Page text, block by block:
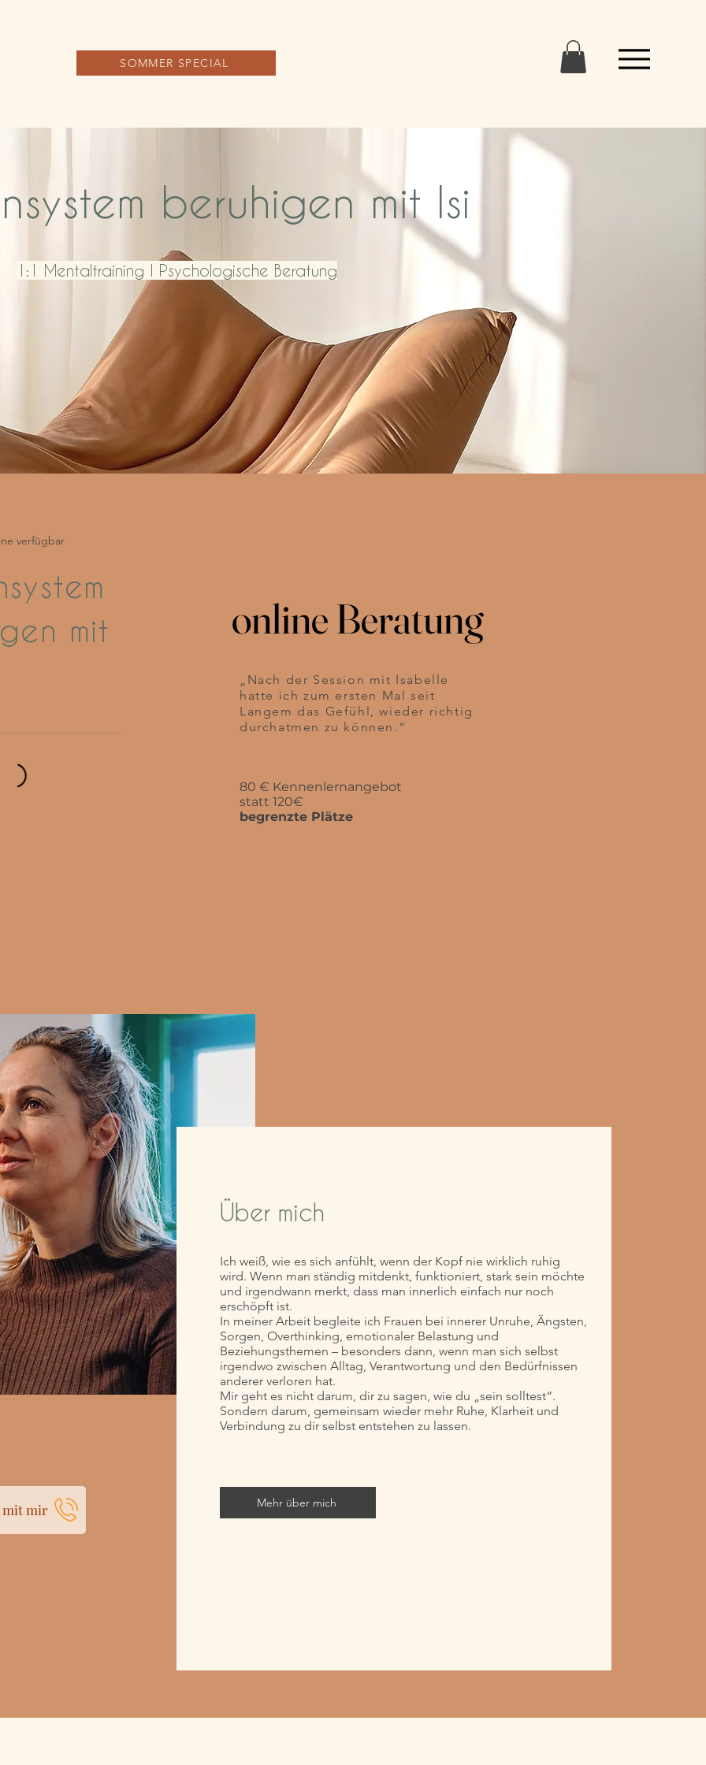
SOMMER SPECIAL
beruhigen mit Isi
1:1 Mentaltraining I Psychologische Beratung
verfügbar
mit
online Beratung
online Beratung
„Nach der Session mit Isabelle
hatte ich zum ersten Mal seit
Langem das Gefühl, wieder richtig
durchatmen zu können.“
80 € Kennenlernangebot
statt 120€
begrenzte Plätze
mit mir
Über mich
Ich weiß, wie es sich anfühlt, wenn der Kopf nie wirklich ruhig
wird. Wenn man ständig mitdenkt, funktioniert, stark sein möchte
und irgendwann merkt, dass man innerlich einfach nur noch
erschöpft ist.
In meiner Arbeit begleite ich Frauen bei innerer Unruhe, Ängsten,
Sorgen, Overthinking, emotionaler Belastung und
Beziehungsthemen – besonders dann, wenn man sich selbst
irgendwo zwischen Alltag, Verantwortung und den Bedürfnissen
anderer verloren hat.
Mir geht es nicht darum, dir zu sagen, wie du „sein solltest“.
Sondern darum, gemeinsam wieder mehr Ruhe, Klarheit und
Verbindung zu dir selbst entstehen zu lassen.
Mehr über mich